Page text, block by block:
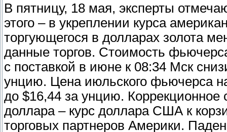
В пятницу, 18 мая, эксперты
этого – в укреплении курса
торгующегося в долларах золота
данные торгов. Стоимость
с поставкой в июне к 08:34 Мск
унцию. Цена июльского фьючерса
до $16,44 за унцию. Коррекционное
доллара – курс доллара США к
торговых партнеров Америки.